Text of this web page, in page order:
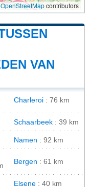
OpenStreetMapcontributors
VAN
Charleroi : 76 km
Schaarbeek : 39 km
Namen : 92 km
Bergen : 61 km
Elsene : 40 km